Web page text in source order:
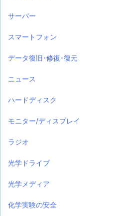
サーバー
スマートフォン
データ復旧･修復･復元
ニュース
ハードディスク
モニター/ディスプレイ
ラジオ
光学ドライブ
光学メディア
化学実験の安全